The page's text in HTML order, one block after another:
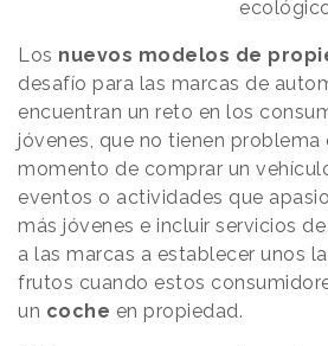
Los nuevos modelos de
desafío para las marcas de
encuentran un reto en los
jóvenes, que no tienen problema
momento de comprar un
eventos o actividades que
más jóvenes e incluir servicios
a las marcas a establecer unos
frutos cuando estos
un coche en propiedad.